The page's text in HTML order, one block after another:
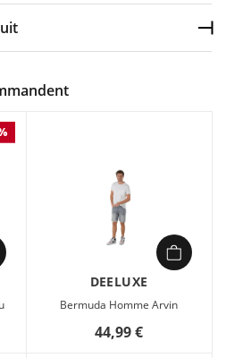
besoin d’un short qui suit le
vos mouvements, que vous
moment détente en plein air.
associée à une touche
liberté de mouvement naturelle,
à glissière ajoute une
Disponible dans des tons
DEELUXE
Bermuda Homme Arvin
44,99 €